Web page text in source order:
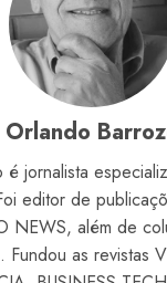
Orlando
jornalista
editor de
NEWS, além de
Fundou as revistas